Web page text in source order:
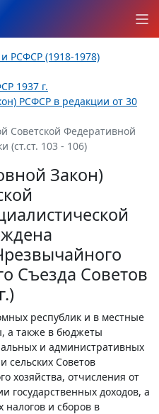
РСФСР (1918-1978)
1937 г.
РСФСР в редакции от 30
Советской Федеративной
(ст.ст. 103 - 106)
Закон)
Съезда Советов
республик и в местные
а также в бюджеты
и административных
сельских Советов
хозяйства, отчисления от
государственных доходов, а
налогов и сборов в